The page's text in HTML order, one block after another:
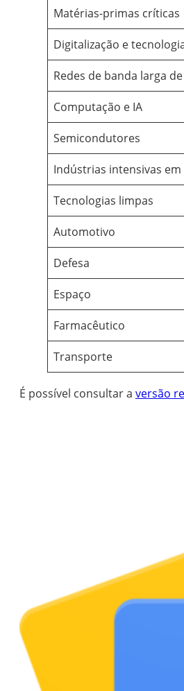
Matérias-primas críticas
Digitalização e
Redes de banda larga
Computação e IA
Semicondutores
Indústrias intensivas em
Tecnologias limpas
Automotivo
Defesa
Espaço
Farmacêutico
Transporte
É possível consultar a versão